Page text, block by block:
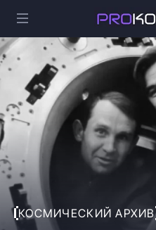
КОСМИЧЕСКИЙ АРХИВ